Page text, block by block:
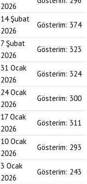
2026
14 Şubat
2026
Gösterim: 374
7 Şubat
2026
Gösterim: 323
31 Ocak
2026
Gösterim: 324
24 Ocak
2026
Gösterim: 300
17 Ocak
2026
Gösterim: 311
10 Ocak
2026
Gösterim: 293
3 Ocak
2026
Gösterim: 243